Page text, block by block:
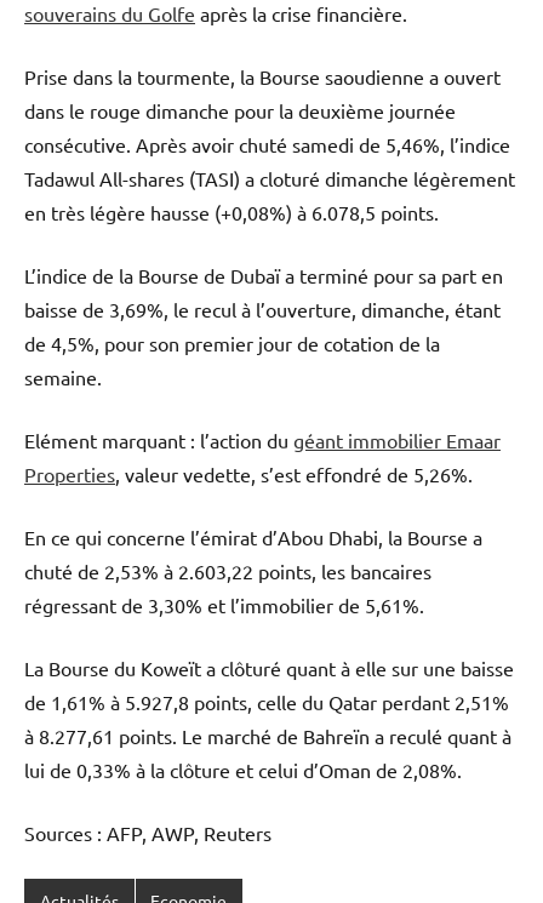
souverains du Golfe après la crise financière.
Prise dans la tourmente, la Bourse saoudienne a ouvert
dans le rouge dimanche pour la deuxième journée
consécutive. Après avoir chuté samedi de 5,46%, l’indice
Tadawul All-shares (TASI) a cloturé dimanche légèrement
en très légère hausse (+0,08%) à 6.078,5 points.
L’indice de la Bourse de Dubaï a terminé pour sa part en
baisse de 3,69%, le recul à l’ouverture, dimanche, étant
de 4,5%, pour son premier jour de cotation de la
semaine.
Elément marquant : l’action du géant immobilier Emaar
Properties , valeur vedette, s’est effondré de 5,26%.
En ce qui concerne l’émirat d’Abou Dhabi, la Bourse a
chuté de 2,53% à 2.603,22 points, les bancaires
régressant de 3,30% et l’immobilier de 5,61%.
La Bourse du Koweït a clôturé quant à elle sur une baisse
de 1,61% à 5.927,8 points, celle du Qatar perdant 2,51%
à 8.277,61 points. Le marché de Bahreïn a reculé quant à
lui de 0,33% à la clôture et celui d’Oman de 2,08%.
Sources : AFP, AWP, Reuters